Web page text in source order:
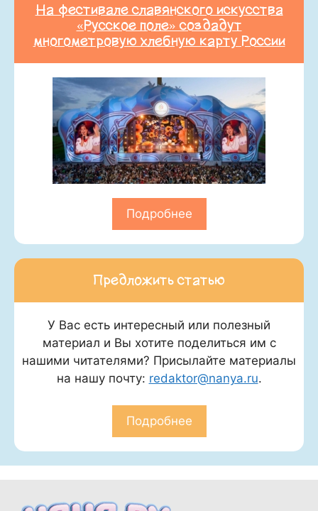
На фестивале славянского искусства
«Русское поле» создадут
многометровую хлебную карту России
Подробнее
Предложить статью
У Вас есть интересный или полезный
материал и Вы хотите поделиться им с
нашими читателями? Присылайте материалы
на нашу почту: redaktor@nanya.ru.
Подробнее